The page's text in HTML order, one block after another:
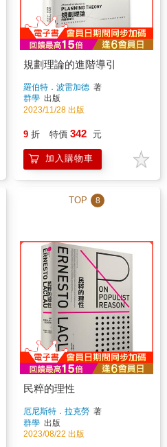
規劃理論的進階導引
羅伯特．波雷加德 著
群學 出版
2023/11/28 出版
9 折 特價 342 元
加入購物車
TOP 8
民粹的理性
厄尼斯特．拉克勞 著
群學 出版
2023/08/22 出版